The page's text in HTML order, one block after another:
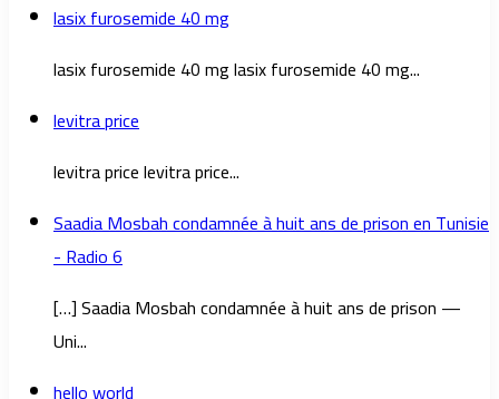
lasix furosemide 40 mg
lasix furosemide 40 mg lasix furosemide 40 mg...
levitra price
levitra price levitra price...
Saadia Mosbah condamnée à huit ans de prison en Tunisie
- Radio 6
[…] Saadia Mosbah condamnée à huit ans de prison —
Uni...